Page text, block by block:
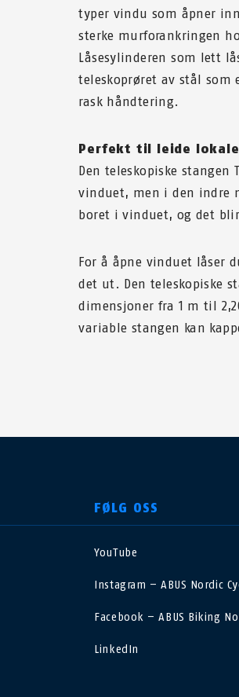
typer vindu som åpner
sterke murforankringen
Låsesylinderen som lett
teleskoprøret av stål som
rask håndtering.
Perfekt til leide
Den teleskopiske stangen
vinduet, men i den indre
boret i vinduet, og det
For å åpne vinduet låser
det ut. Den teleskopiske
dimensjoner fra 1 m til
variable stangen kan
FØLG OSS
YouTube
Instagram – ABUS Nordic
Facebook – ABUS Biking
LinkedIn
Nederland
Schweiz